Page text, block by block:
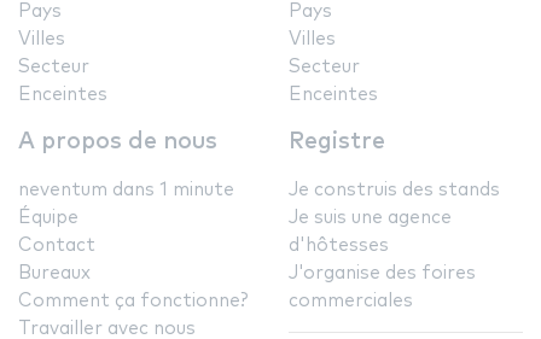
Pays
Villes
Secteur
Enceintes
Pays
Villes
Secteur
Enceintes
A propos de nous
neventum dans 1 minute
Équipe
Contact
Bureaux
Comment ça fonctionne?
Travailler avec nous
Registre
Je construis des stands
Je suis une agence
d'hôtesses
J'organise des foires
commerciales